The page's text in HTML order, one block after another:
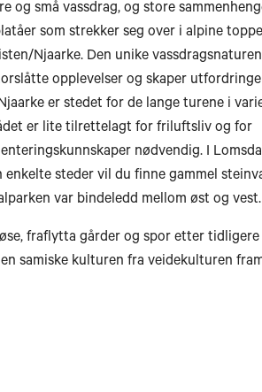
og små vassdrag, og store
som strekker seg over i alpine
Njaarke. Den unike
opplevelser og skaper
er stedet for de lange turene i
er lite tilrettelagt for friluftsliv og for
nødvendig. I
steder vil du finne gammel
var bindeledd mellom øst og vest.
fraflytta gårder og spor etter
samiske kulturen fra veidekulturenHarstad